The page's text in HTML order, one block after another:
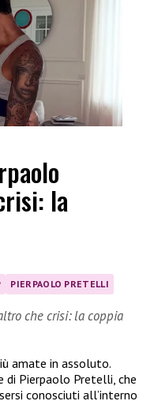
la
PIERPAOLO PRETELLI
che crisi: la coppia
amate in assoluto.
di Pierpaolo Pretelli, che
conosciuti all’interno